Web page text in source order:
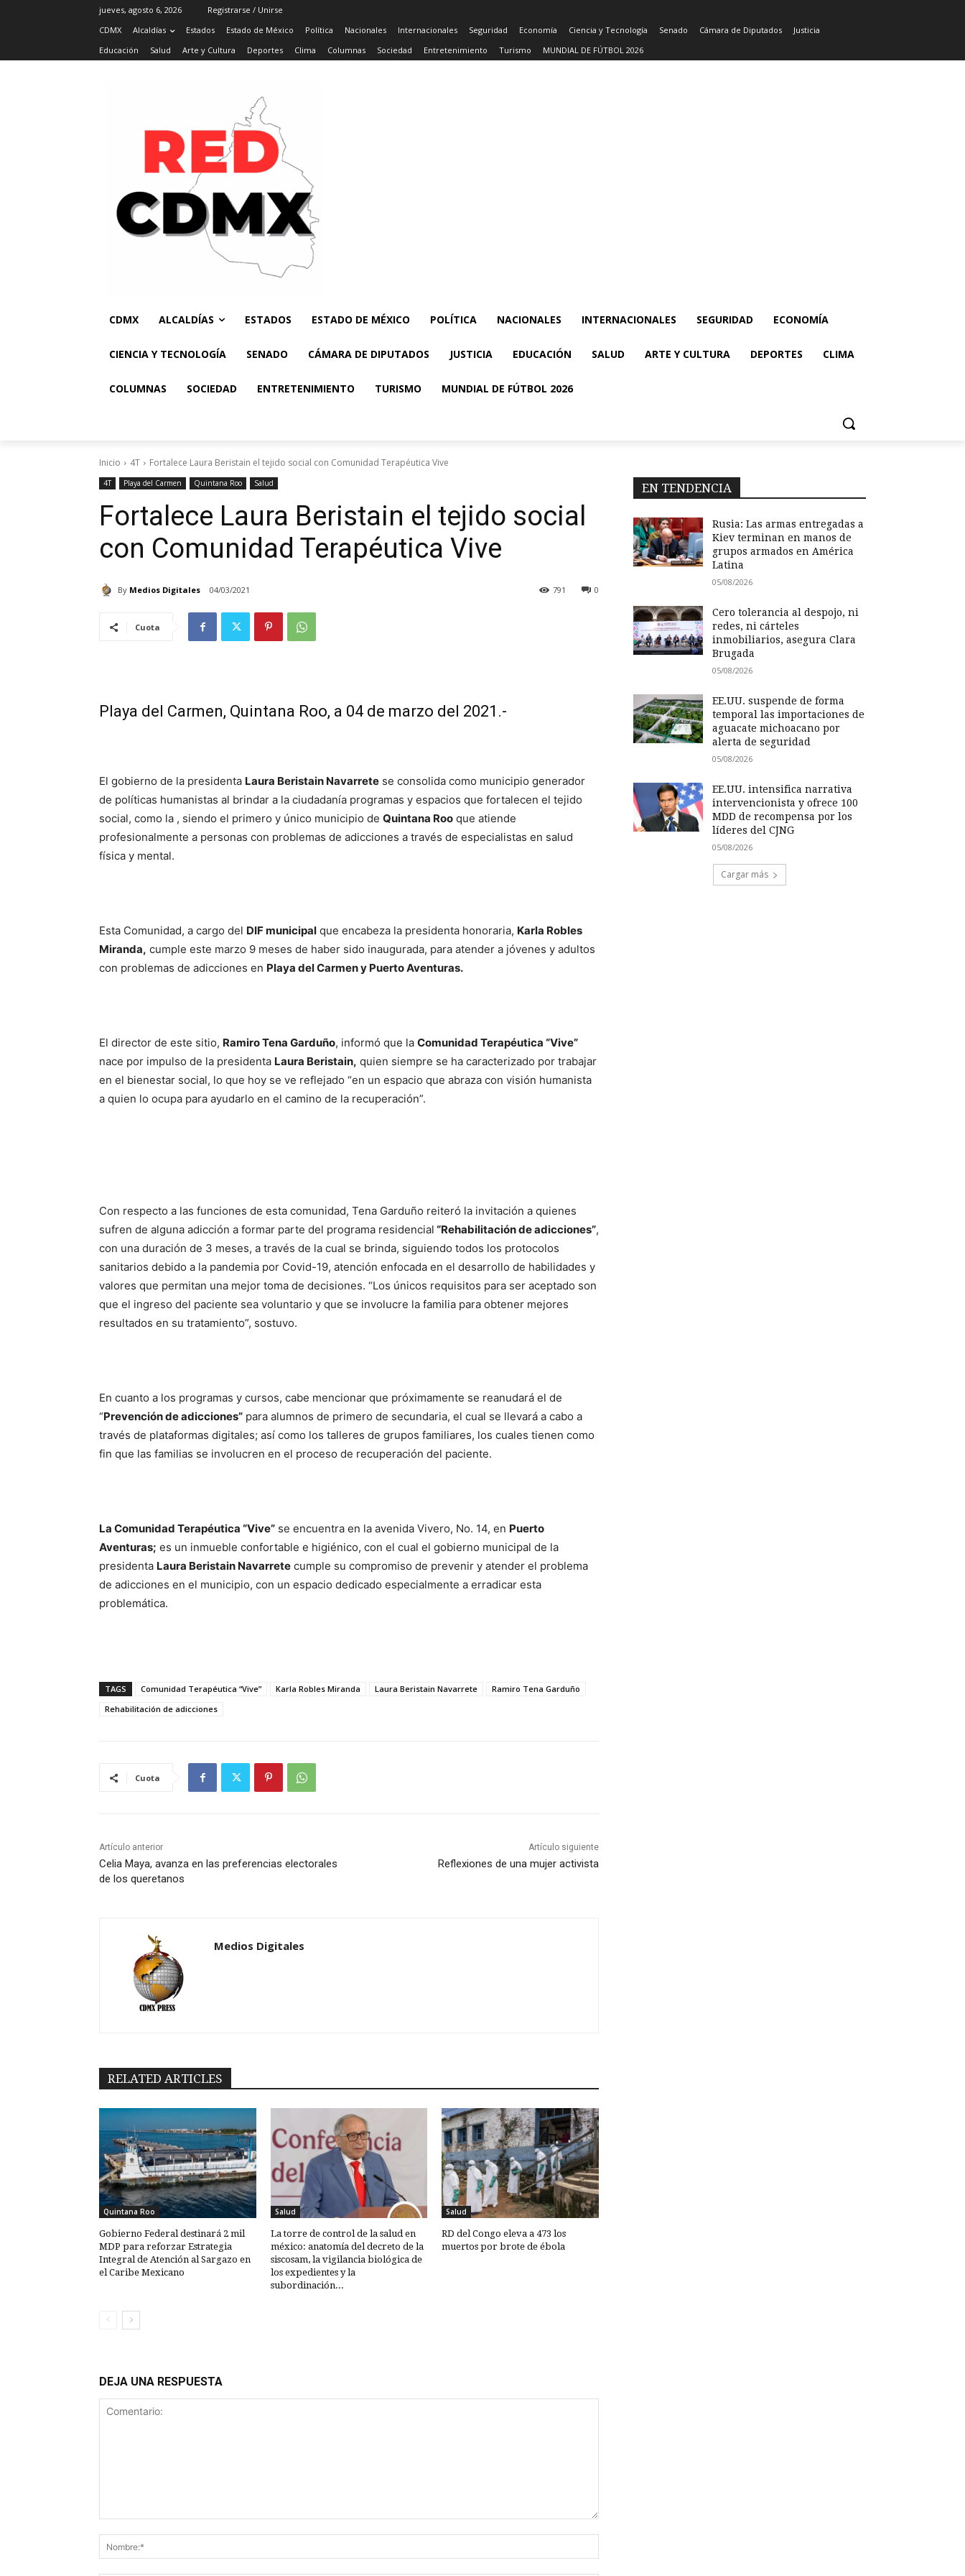
jueves, agosto 6, 2026
Registrarse / Unirse
CDMX
Alcaldías Estados Estado de México Política Nacionales Internacionales Seguridad Economía Ciencia y Tecnología Senado Cámara de Diputados
Justicia
Educación
Salud Arte y Cultura Deportes Clima Columnas Sociedad Entretenimiento Turismo MUNDIAL DE FÚTBOL 2026
CDMX ALCALDÍAS ESTADOS ESTADO DE MÉXICO POLÍTICA NACIONALES INTERNACIONALES SEGURIDAD ECONOMÍA
CIENCIA Y TECNOLOGÍA SENADO CÁMARA DE DIPUTADOS JUSTICIA EDUCACIÓN SALUD ARTE Y CULTURA DEPORTES CLIMA
COLUMNAS SOCIEDAD ENTRETENIMIENTO TURISMO MUNDIAL DE FÚTBOL 2026
Inicio 4T Fortalece Laura Beristain el tejido social con Comunidad Terapéutica Vive
4T Playa del Carmen Quintana Roo Salud
Fortalece Laura Beristain el tejido social
con Comunidad Terapéutica Vive
By Medios Digitales 04/03/2021 0
791
Cuota
Playa del Carmen, Quintana Roo, a 04 de marzo del 2021.-
El gobierno de la presidenta Laura Beristain Navarrete se consolida como municipio generador
de políticas humanistas al brindar a la ciudadanía programas y espacios que fortalecen el tejido
social, como la , siendo el primero y único municipio de Quintana Roo que atiende
profesionalmente a personas con problemas de adicciones a través de especialistas en salud
física y mental.
Esta Comunidad, a cargo del DIF municipal que encabeza la presidenta honoraria, Karla Robles
Miranda, cumple este marzo 9 meses de haber sido inaugurada, para atender a jóvenes y adultos
con problemas de adicciones en Playa del Carmen y Puerto Aventuras.
El director de este sitio, Ramiro Tena Garduño, informó que la Comunidad Terapéutica “Vive”
nace por impulso de la presidenta Laura Beristain, quien siempre se ha caracterizado por trabajar
en el bienestar social, lo que hoy se ve reflejado “en un espacio que abraza con visión humanista
a quien lo ocupa para ayudarlo en el camino de la recuperación”.
Con respecto a las funciones de esta comunidad, Tena Garduño reiteró la invitación a quienes
sufren de alguna adicción a formar parte del programa residencial “Rehabilitación de adicciones”,
con una duración de 3 meses, a través de la cual se brinda, siguiendo todos los protocolos
sanitarios debido a la pandemia por Covid-19, atención enfocada en el desarrollo de habilidades y
valores que permitan una mejor toma de decisiones. “Los únicos requisitos para ser aceptado son
que el ingreso del paciente sea voluntario y que se involucre la familia para obtener mejores
resultados en su tratamiento”, sostuvo.
En cuanto a los programas y cursos, cabe mencionar que próximamente se reanudará el de
“Prevención de adicciones” para alumnos de primero de secundaria, el cual se llevará a cabo a
través de plataformas digitales; así como los talleres de grupos familiares, los cuales tienen como
fin que las familias se involucren en el proceso de recuperación del paciente.
La Comunidad Terapéutica “Vive” se encuentra en la avenida Vivero, No. 14, en Puerto
Aventuras; es un inmueble confortable e higiénico, con el cual el gobierno municipal de la
presidenta Laura Beristain Navarrete cumple su compromiso de prevenir y atender el problema
de adicciones en el municipio, con un espacio dedicado especialmente a erradicar esta
problemática.
TAGS Comunidad Terapéutica “Vive” Karla Robles Miranda Laura Beristain Navarrete
Ramiro Tena Garduño
Rehabilitación de adicciones
Cuota
Artículo anterior
Celia Maya, avanza en las preferencias electorales
de los queretanos
Artículo siguiente
Reflexiones de una mujer activista
Medios Digitales
RELATED ARTICLES
Quintana Roo
Gobierno Federal destinará 2 mil
MDP para reforzar Estrategia
Integral de Atención al Sargazo en
el Caribe Mexicano
Salud
La torre de control de la salud en
méxico: anatomía del decreto de la
siscosam, la vigilancia biológica de
los expedientes y la
subordinación...
Salud
RD del Congo eleva a 473 los
muertos por brote de ébola
DEJA UNA RESPUESTA
EN TENDENCIA
Rusia: Las armas entregadas a
Kiev terminan en manos de
grupos armados en América
Latina
05/08/2026
Cero tolerancia al despojo, ni
redes, ni cárteles
inmobiliarios, asegura Clara
Brugada
05/08/2026
EE.UU. suspende de forma
temporal las importaciones de
aguacate michoacano por
alerta de seguridad
05/08/2026
EE.UU. intensifica narrativa
intervencionista y ofrece 100
MDD de recompensa por los
líderes del CJNG
05/08/2026
Cargar más